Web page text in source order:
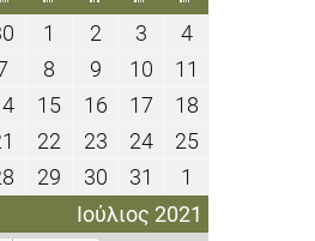
Ιούλιος 2021
Ιουνίου
2021
1
Ιουλίου
2021
22
Ιουλίου
2021
33
Ιουλίου
2021
44
Ιουλίου
2021
Ιουλίου
2021
8
Ιουλίου
2021
99
Ιουλίου
2021
1010
Ιουλίου
2021
11
Ιουλίου
2021
14
Ιουλίου
2021
1515
Ιουλίου
2021
1616
Ιουλίου
2021
1717
Ιουλίου
2021
1818
Ιουλίου
2021
Ιουλίου
2021
22
Ιουλίου
2021
2323
Ιουλίου
2021
2424
Ιουλίου
2021
2525
2021
Ιουλίου
29
Ιουλίου
2021
3030
Ιουλίου
2021
31
Ιουλίου
2021
1
Αυγούστου
2021